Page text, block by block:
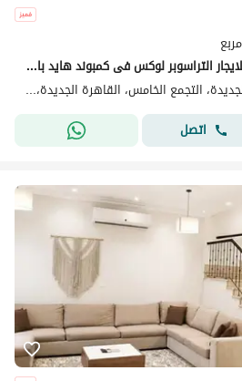
تاون هاوس كورنر اول سكن للايجار التراسوبر لوكس فى كمبوند هايد بارك نيو كايرو بالقرب من شارع التسعين بمنطقة الجولدن سكويرTown for Rent in Hyde Park
كومباوند هايد بارك القاهرة الجديدة، التجمع الخامس، القاهرة الجديدة، القاهرة
اتصل